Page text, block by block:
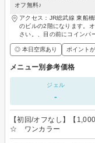
オフ無料♪
アクセス：JR総武線 東船
のビルの2階になります。
さい。、目の前にコインパ
◎ 本日空席あり ポイント
メニュー別参考価格
ジェル
-
【初回/オフなし】【
☆ ワンカラー